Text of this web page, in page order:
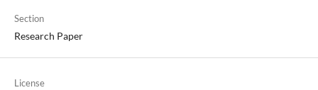
Section
Research Paper
License